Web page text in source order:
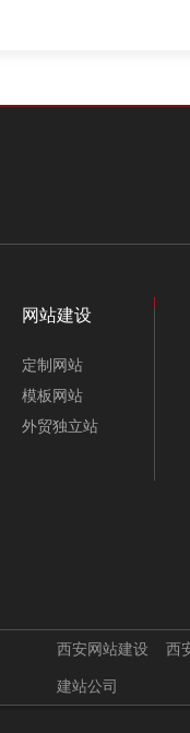
网站建设
定制网站
模板网站
外贸独立站
西安网站建设 西
建站公司